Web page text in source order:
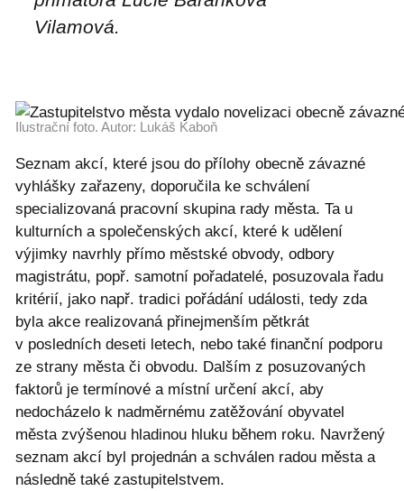
Vilamová.
Ilustrační foto. Autor: Lukáš Kaboň
Seznam akcí, které jsou do přílohy obecně závazné
vyhlášky zařazeny, doporučila ke schválení
specializovaná pracovní skupina rady města. Ta u
kulturních a společenských akcí, které k udělení
výjimky navrhly přímo městské obvody, odbory
magistrátu, popř. samotní pořadatelé, posuzovala řadu
kritérií, jako např. tradici pořádání události, tedy zda
byla akce realizovaná přinejmenším pětkrát
v posledních deseti letech, nebo také finanční podporu
ze strany města či obvodu. Dalším z posuzovaných
faktorů je termínové a místní určení akcí, aby
nedocházelo k nadměrnému zatěžování obyvatel
města zvýšenou hladinou hluku během roku. Navržený
seznam akcí byl projednán a schválen radou města a
následně také zastupitelstvem.